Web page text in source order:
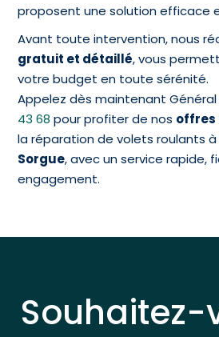
proposent une solution efficace
Avant toute intervention, nous
gratuit et détaillé, vous
votre budget en toute sérénité.
Appelez dès maintenant
43 68 pour profiter de nos offres
la réparation de volets roulants à
Sorgue, avec un service rapide,
engagement.
Souhaitez-